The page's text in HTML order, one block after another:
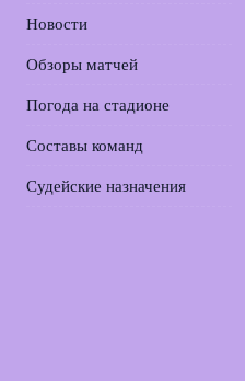
Новости
Обзоры матчей
Погода на стадионе
Составы команд
Судейские назначения